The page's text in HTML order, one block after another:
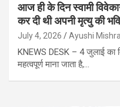
आज ही के दिन स्वामी
कर दी थी अपनी मृत्यु की
July 4, 2026 Ayushi Mishra
KNEWS DESK – 4 जुलाई का
महत्वपूर्ण माना जाता है,…